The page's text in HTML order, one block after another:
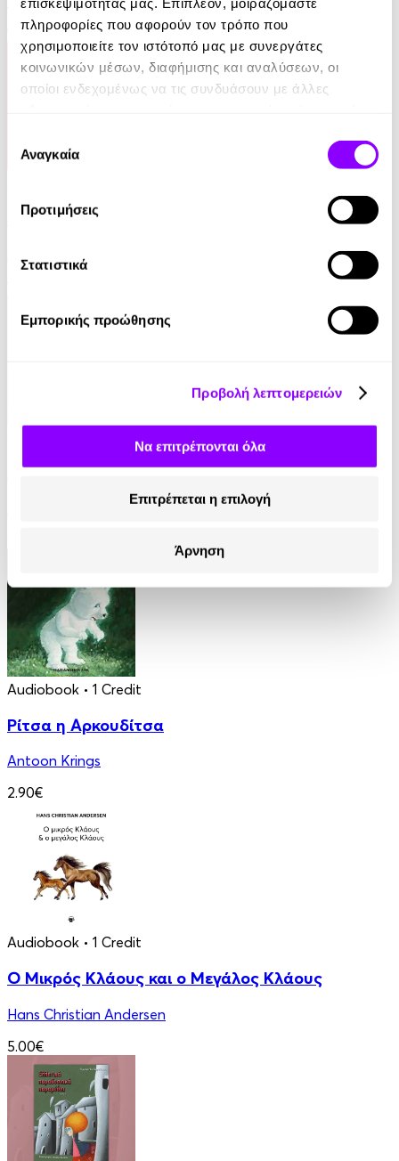
πληροφορίες που αφορούν τον τρόπο που
χρησιμοποιείτε τον ιστότοπό μας με συνεργάτες
κοινωνικών μέσων, διαφήμισης και αναλύσεων, οι
οποίοι ενδεχομένως να τις συνδυάσουν με άλλες
των υπηρεσιών τους.
συγκατάθεσης
Αναγκαία
Προτιμήσεις
Στατιστικά
Εμπορικής προώθησης
Προβολή λεπτομερειών
Να επιτρέπονται όλα
Επιτρέπεται η επιλογή
Άρνηση
10.99€
Η Ιστορία της Λίσι
Stephen King
Απ' το μπαλκόνι να φύγεις!
Audiobook • 1 Credit
Ρίτσα η Αρκουδίτσα
Antoon Krings
2.90€
Audiobook • 1 Credit
Ο Μικρός Κλάους και ο Μεγάλος Κλάους
Hans Christian Andersen
5.00€